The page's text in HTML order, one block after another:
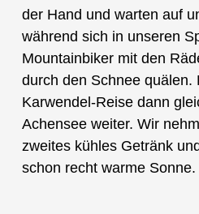
der Hand und warten auf
während sich in unseren
Mountainbiker mit den
durch den Schnee quälen.
Karwendel-Reise dann
Achensee weiter. Wir
zweites kühles Getränk
schon recht warme Sonne.